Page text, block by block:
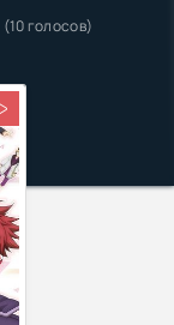
(10 голосов)